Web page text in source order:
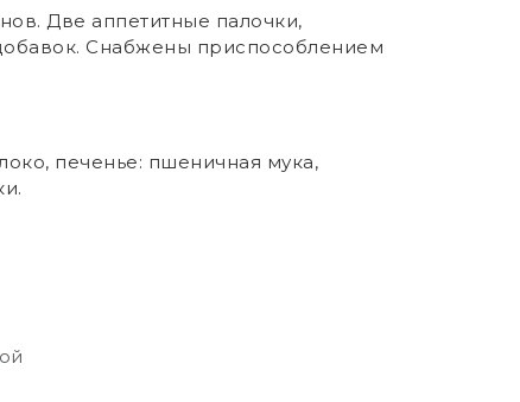
Две аппетитные палочки,
Снабжены приспособлением
печенье: пшеничная мука,